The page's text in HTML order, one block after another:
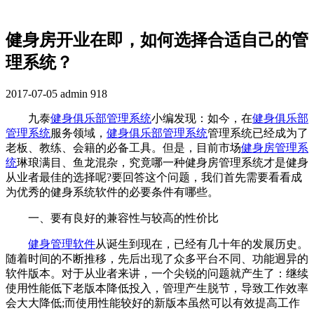
健身房开业在即，如何选择合适自己的管
理系统？
2017-07-05 admin 918
九泰健身俱乐部管理系统小编发现：如今，在健身俱乐部
管理系统服务领域， 健身俱乐部管理系统管理系统已经成为了
老板、教练、会籍的必备工具。但是，目前市场健身房管理系
统琳琅满目、鱼龙混杂，究竟哪一种健身房管理系统才是健身
从业者最佳的选择呢?要回答这个问题，我们首先需要看看成
为优秀的健身系统软件的必要条件有哪些。
一、要有良好的兼容性与较高的性价比
健身管理软件从诞生到现在，已经有几十年的发展历史。
随着时间的不断推移，先后出现了众多平台不同、功能迥异的
软件版本。对于从业者来讲，一个尖锐的问题就产生了：继续
使用性能低下老版本降低投入，管理产生脱节，导致工作效率
会大大降低;而使用性能较好的新版本虽然可以有效提高工作